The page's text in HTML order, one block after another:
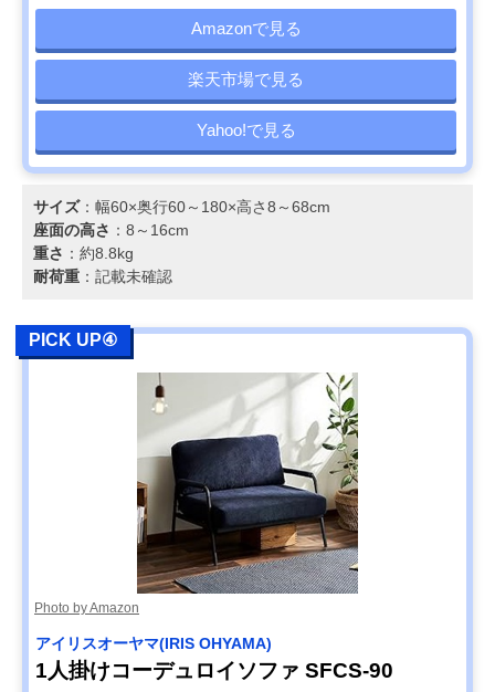
Amazonで見る
楽天市場で見る
Yahoo!で見る
サイズ：幅60×奥行60～180×高さ8～68cm
座面の高さ ：8～16cm
重さ ：約8.8kg
耐荷重 ：記載未確認
PICK UP④
Photo by Amazon
アイリスオーヤマ(IRIS OHYAMA)
1人掛けコーデュロイソファ SFCS-90